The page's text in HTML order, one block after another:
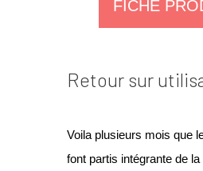
FICHE
Retour sur
Voila plusieurs mois que
font partis intégrante de